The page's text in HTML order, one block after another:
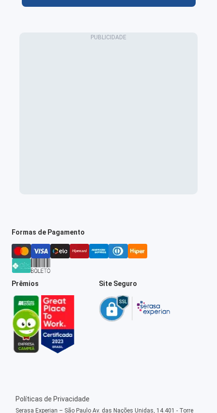
Formas de Pagamento
Prêmios Site Seguro
Políticas de Privacidade
Serasa Experian – São Paulo Av. das Nações Unidas, 14.401 - Torre